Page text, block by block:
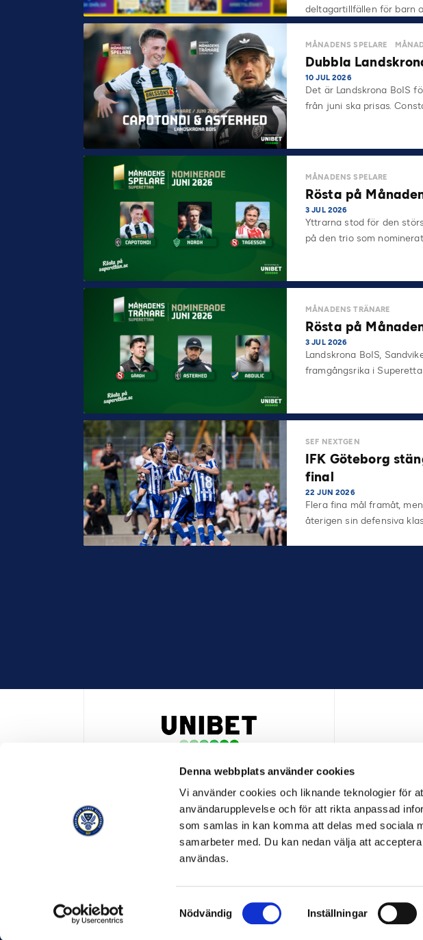
Denna webbplats använder cookies
Vi använder cookies och liknande teknologier för
användarupplevelse och för att rikta anpassad
som samlas in kan komma att delas med sociala
samarbeter med. Du kan nedan välja att
användas.
Samtyckesval
Nödvändig Inställningar
deltagartillfällen för barn
på…
MÅNADENS SPELARE
Dubbla
10 JUL 2026
Det är Landskrona BoIS
från juni ska prisas.
MÅNADENS SPELARE
Rösta på
3 JUL 2026
Yttrarna stod för den
på den trio som
MÅNADENS TRÄNARE
Rösta på
3 JUL 2026
Landskrona BoIS,
framgångsrika i
SEF NEXTGEN
IFK Göteborg
final
22 JUN 2026
Flera fina mål framåt,
återigen sin defensiva
HUVUDPARTNER OCH PRESENTING PARTNER ALLSVENSKAN
OM SVENSK ELITFOTBOLL ALLMÄNNA VILLKOR
© SVENSK ELITFOTBOLL 2026